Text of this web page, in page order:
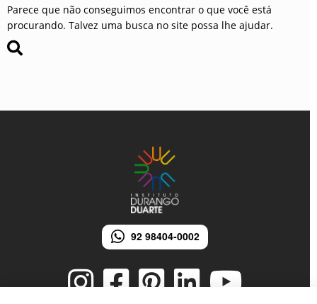
Parece que não conseguimos encontrar o que você está
procurando. Talvez uma busca no site possa lhe ajudar.
92 98404-0002